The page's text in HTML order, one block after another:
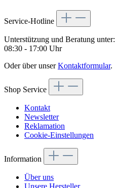
Service-Hotline
Unterstützung und Beratung unter:
08:30 - 17:00 Uhr
Oder über unserKontaktformular.
Shop Service
Kontakt
Newsletter
Reklamation
Cookie-Einstellungen
Information
Über uns
Unsere Hersteller